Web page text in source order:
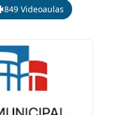
849 Videoaulas